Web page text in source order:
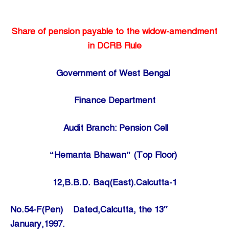
Share of pension payable to the widow-amendment
in DCRB Rule
Government of West Bengal
Finance Department
Audit Branch: Pension Cell
“Hemanta Bhawan” (Top Floor)
12,B.B.D. Baq(East).Calcutta-1
No.54-F(Pen) Dated,Calcutta, the 13″
January,1997.